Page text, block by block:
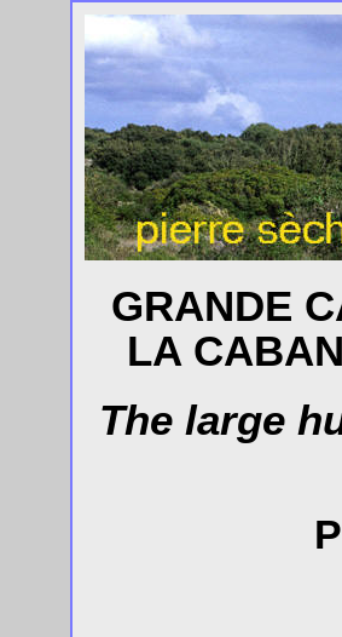
GRANDE
LA
The large